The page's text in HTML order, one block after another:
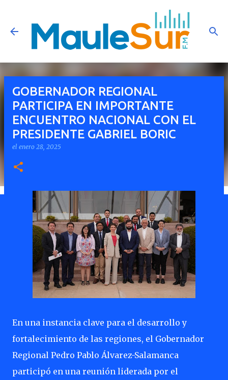
Ir al contenido principal
GOBERNADOR REGIONAL
PARTICIPA EN IMPORTANTE
ENCUENTRO NACIONAL CON EL
PRESIDENTE GABRIEL BORIC
el enero 28, 2025
En una instancia clave para el desarrollo y
fortalecimiento de las regiones, el Gobernador
Regional Pedro Pablo Álvarez-Salamanca
participó en una reunión liderada por el